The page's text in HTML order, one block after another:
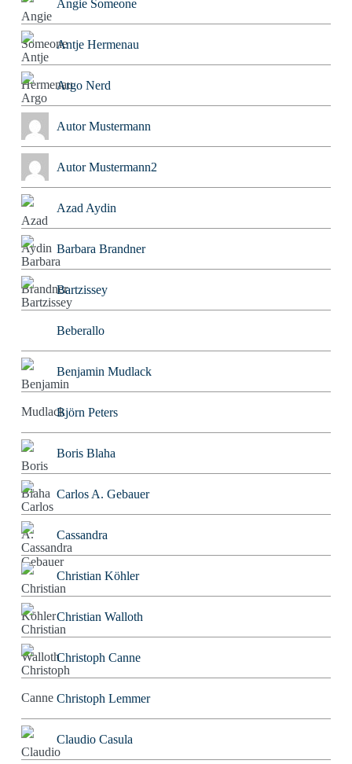
Angie Someone
Antje Hermenau
Argo Nerd
Autor Mustermann
Autor Mustermann2
Azad Aydin
Barbara Brandner
Bartzissey
Beberallo
Benjamin Mudlack
Björn Peters
Boris Blaha
Carlos A. Gebauer
Cassandra
Christian Köhler
Christian Walloth
Christoph Canne
Christoph Lemmer
Claudio Casula